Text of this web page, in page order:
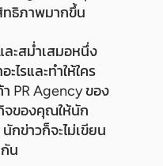
ทธิภาพมากขึ้น
ะสม่ำเสมอหนึ่ง
ไรและทำให้ใคร
PR Agency ของ
จของคุณให้นัก
กข่าวก็จะไม่เขียน
น